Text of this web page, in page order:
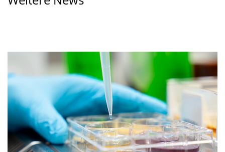
vielfältigem
Nahrungsangebot
kann
die
Diversität
in
der